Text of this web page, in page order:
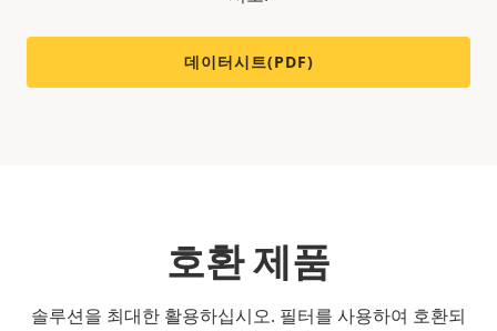
데이터시트(PDF)
호환 제품
솔루션을 최대한 활용하십시오. 필터를 사용하여 호환되